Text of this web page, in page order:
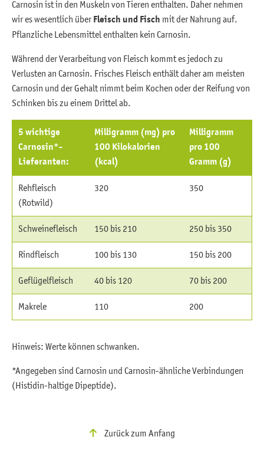
Carnosin ist in den Muskeln von Tieren enthalten. Daher nehmen
wir es wesentlich überFleisch und Fisch mit der Nahrung auf.
Pflanzliche Lebensmittel enthalten kein Carnosin.
Während der Verarbeitung von Fleisch kommt es jedoch zu
Verlusten an Carnosin. Frisches Fleisch enthält daher am meisten
Carnosin und der Gehalt nimmt beim Kochen oder der Reifung von
Schinken bis zu einem Drittel ab.
5 wichtige
Carnosin*-
Lieferanten:
Milligramm (mg) pro
100 Kilokalorien
(kcal)
Milligramm
pro 100
Gramm (g)
Rehfleisch
(Rotwild)
320 350
Schweinefleisch 150 bis 210 250 bis 350
Rindfleisch 100 bis 130 150 bis 200
Geflügelfleisch 40 bis 120 70 bis 200
Makrele 110 200
Hinweis: Werte können schwanken.
*Angegeben sind Carnosin und Carnosin-ähnliche Verbindungen
(Histidin-haltige Dipeptide).
Zurück zum Anfang